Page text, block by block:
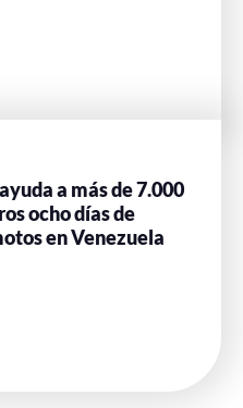
a más de 7.000
ocho días de
en Venezuela